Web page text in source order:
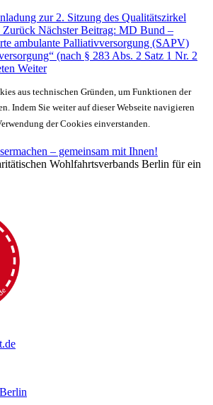
zur 2. Sitzung des Qualitätszirkel
Zurück Nächster Beitrag: MD Bund –
ambulante Palliativversorgung (SAPV)
(nach § 283 Abs. 2 Satz 1 Nr. 2
Weiter
aus technischen Gründen, um Funktionen der
Indem Sie weiter auf dieser Webseite navigieren
der Cookies einverstanden.
– gemeinsam mit Ihnen!
Wohlfahrtsverbands Berlin für ein